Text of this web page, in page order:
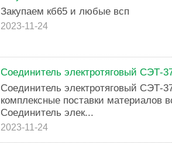
Закупаем кб65 и любые всп
2023-11-24
Соединитель электротяговый СЭТ-
Соединитель электротяговый
комплексные поставки материалов
Соединитель элек...
2023-11-24